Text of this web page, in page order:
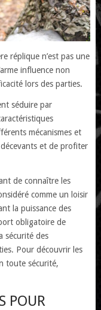
réplique n’est pas une
influence non
lors des parties.
séduire par
mécanismes et
décevants et de profiter
de connaître les
comme un loisir
la puissance des
obligatoire de
sécurité des
Pour découvrir les
toute sécurité,
POUR